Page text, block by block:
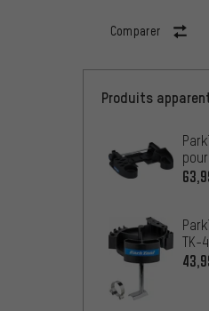
Comparer
Produits
TK-
3 /